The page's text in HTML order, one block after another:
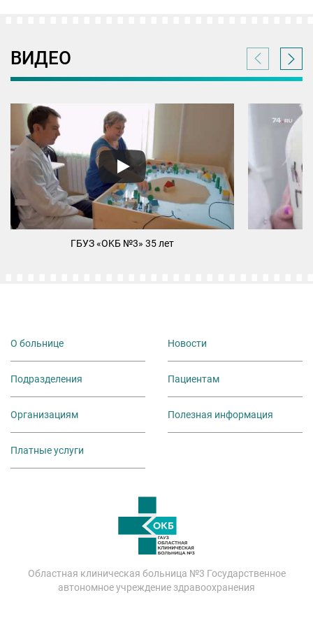
ВИДЕО
ГБУЗ «ОKБ №3» 35 лет
О больнице Новости
Подразделения Пациентам
Организациям Полезная информация
Платные услуги
Областная клиническая больница №3 Государственное
автономное учреждение здравоохранения